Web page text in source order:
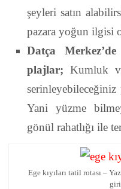
şeyleri satın
pazara yoğun ilgisi
Datça
plajlar; Kumluk
Yani yüzme
gönül rahatlığı ile
Ege kıyıları tatil rotası –